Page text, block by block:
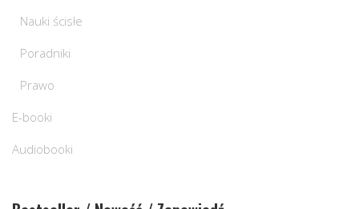
Nauki ścisłe
Poradniki
Prawo
E-booki
Audiobooki